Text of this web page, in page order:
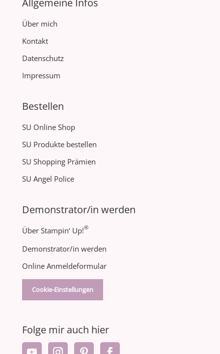
Allgemeine Infos
Über mich
Kontakt
Datenschutz
Impressum
Bestellen
SU Online Shop
SU Produkte bestellen
SU Shopping Prämien
SU Angel Police
Demonstrator/in werden
Über Stampin‘ Up!®
Demonstrator/in werden
Online Anmeldeformular
Cookie-Einstellungen
Folge mir auch hier